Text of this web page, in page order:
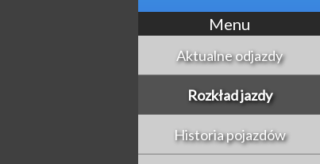
Menu
Aktualne odjazdy
Rozkład jazdy
Historia pojazdów